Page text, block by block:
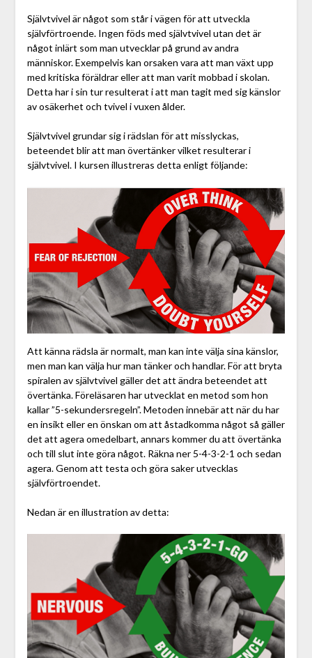
Självtvivel är något som står i vägen för att utveckla
självförtroende. Ingen föds med självtvivel utan det är
något inlärt som man utvecklar på grund av andra
människor. Exempelvis kan orsaken vara att man växt upp
med kritiska föräldrar eller att man varit mobbad i skolan.
Detta har i sin tur resulterat i att man tagit med sig känslor
av osäkerhet och tvivel i vuxen ålder.
Självtvivel grundar sig i rädslan för att misslyckas,
beteendet blir att man övertänker vilket resulterar i
självtvivel. I kursen illustreras detta enligt följande:
Att känna rädsla är normalt, man kan inte välja sina känslor,
men man kan välja hur man tänker och handlar. För att bryta
spiralen av självtvivel gäller det att ändra beteendet att
övertänka. Föreläsaren har utvecklat en metod som hon
kallar ”5-sekundersregeln”. Metoden innebär att när du har
en insikt eller en önskan om att åstadkomma något så gäller
det att agera omedelbart, annars kommer du att övertänka
och till slut inte göra något. Räkna ner 5-4-3-2-1 och sedan
agera. Genom att testa och göra saker utvecklas
självförtroendet.
Nedan är en illustration av detta: